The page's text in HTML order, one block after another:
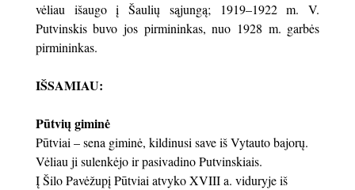
vėliau išaugo į Šaulių sąjungą; 1919–1922 m. V.
Putvinskis buvo jos pirmininkas, nuo 1928 m. garbės
pirmininkas.
IŠSAMIAU:
Pūtvių giminė
Pūtviai – sena giminė, kildinusi save iš Vytauto bajorų.
Vėliau ji sulenkėjo ir pasivadino Putvinskiais.
Į Šilo Pavėžupį Pūtviai atvyko XVIII a. viduryje iš